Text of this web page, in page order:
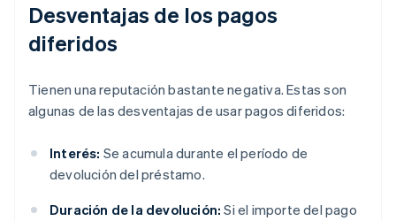
Desventajas de los pagos
diferidos
Tienen una reputación bastante negativa. Estas son
algunas de las desventajas de usar pagos diferidos:
Interés: Se acumula durante el período de
devolución del préstamo.
Duración de la devolución: Si el importe del pago